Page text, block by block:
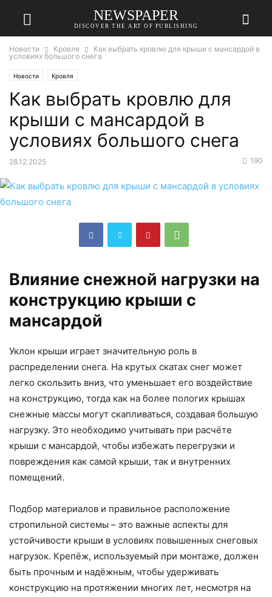
NEWSPAPER
DISCOVER THE ART OF PUBLISHING
Новости Кровля
Как выбрать кровлю для крыши с мансардой в
условиях большого снега
Новости Кровля
Как выбрать кровлю для
крыши с мансардой в
условиях большого снега
28.12.2025 190
Влияние снежной нагрузки на
конструкцию крыши с
мансардой
Уклон крыши играет значительную роль в
распределении снега. На крутых скатах снег может
легко скользить вниз, что уменьшает его воздействие
на конструкцию, тогда как на более пологих крышах
снежные массы могут скапливаться, создавая большую
нагрузку. Это необходимо учитывать при расчёте
крыши с мансардой, чтобы избежать перегрузки и
повреждения как самой крыши, так и внутренних
помещений.
Подбор материалов и правильное расположение
стропильной системы – это важные аспекты для
устойчивости крыши в условиях повышенных снеговых
нагрузок. Крепёж, используемый при монтаже, должен
быть прочным и надёжным, чтобы удерживать
конструкцию на протяжении многих лет, несмотря на